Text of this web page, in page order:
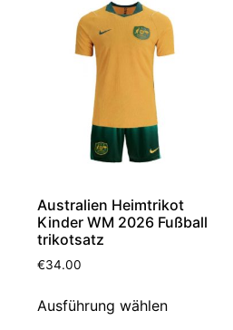
Australien Heimtrikot
Kinder WM 2026 Fußball
trikotsatz
€34.00
Ausführung wählen